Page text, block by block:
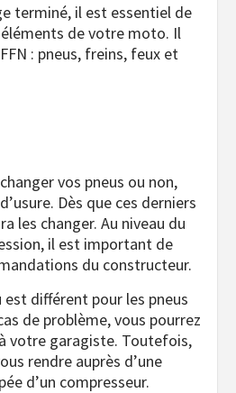
terminé, il est essentiel de
de votre moto. Il
: pneus, freins, feux et
vos pneus ou non,
Dès que ces derniers
les changer. Au niveau du
il est important de
du constructeur.
est différent pour les pneus
de problème, vous pourrez
votre garagiste. Toutefois,
rendre auprès d’une
d’un compresseur.